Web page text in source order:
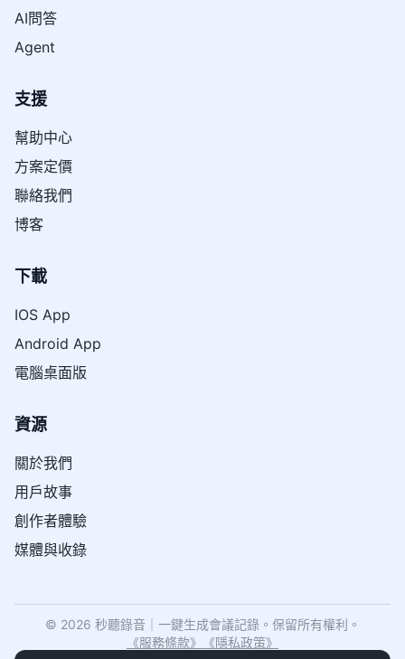
AI問答
Agent
支援
幫助中心
方案定價
聯絡我們
博客
下載
IOS App
Android App
電腦桌面版
資源
關於我們
用戶故事
創作者體驗
媒體與收錄
© 2026 秒聽錄音｜一鍵生成會議記錄。保留所有權利。
《服務條款》 《隱私政策》